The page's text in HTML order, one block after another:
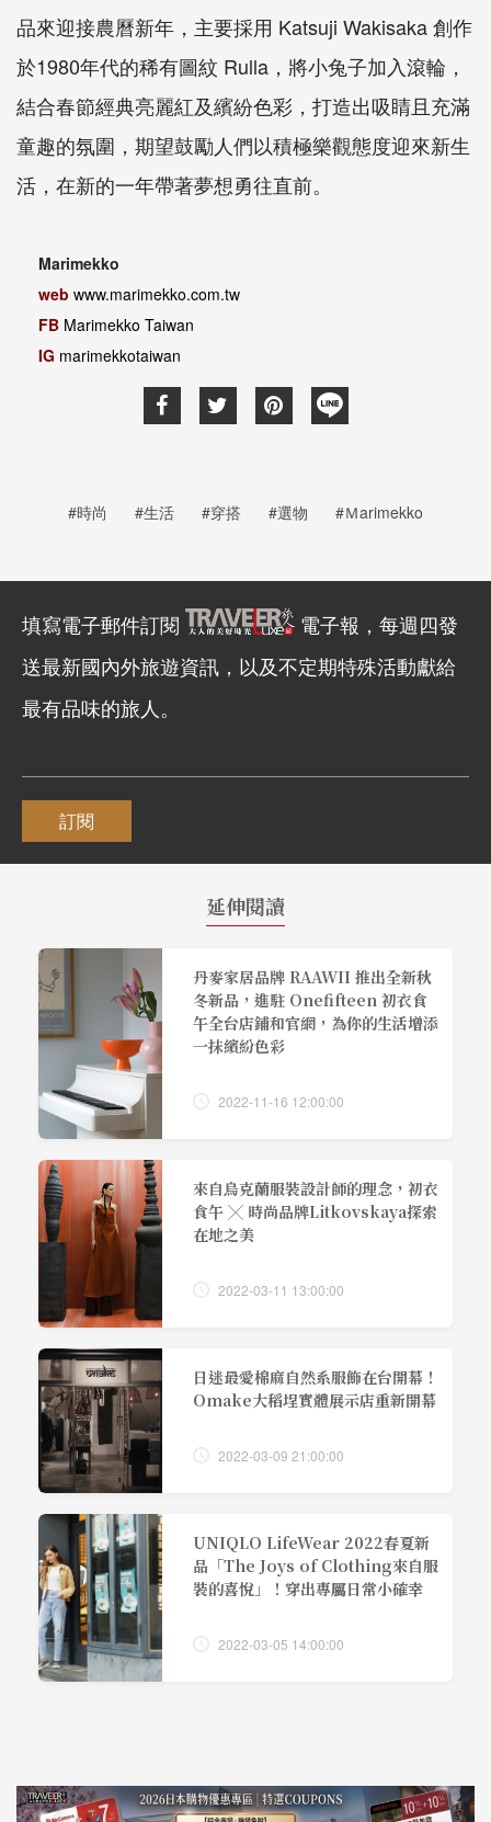
品來迎接農曆新年，主要採用 Katsuji Wakisaka 創作
於1980年代的稀有圖紋 Rulla，將小兔子加入滾輪，
結合春節經典亮麗紅及繽紛色彩，打造出吸睛且充滿
童趣的氛圍，期望鼓勵人們以積極樂觀態度迎來新生
活，在新的一年帶著夢想勇往直前。
Marimekko
web www.marimekko.com.tw
FB Marimekko Taiwan
IG marimekkotaiwan
#時尚 #生活 #穿搭 #選物 #Ｍarimekko
填寫電子郵件訂閱
電子報，每週四發
送最新國內外旅遊資訊，以及不定期特殊活動獻給
最有品味的旅人。
訂閱
延伸閱讀
丹麥家居品牌 RAAWII 推出全新秋
冬新品，進駐 Onefifteen 初衣食
午全台店鋪和官網，為你的生活增添
一抹繽紛色彩
2022-11-16 12:00:00
來自烏克蘭服裝設計師的理念，初衣
食午 ╳ 時尚品牌Litkovskaya探索
在地之美
2022-03-11 13:00:00
日迷最愛棉麻自然系服飾在台開幕！
Omake大稻埕實體展示店重新開幕
2022-03-09 21:00:00
UNIQLO LifeWear 2022春夏新
品「The Joys of Clothing來自服
裝的喜悅」！穿出專屬日常小確幸
2022-03-05 14:00:00